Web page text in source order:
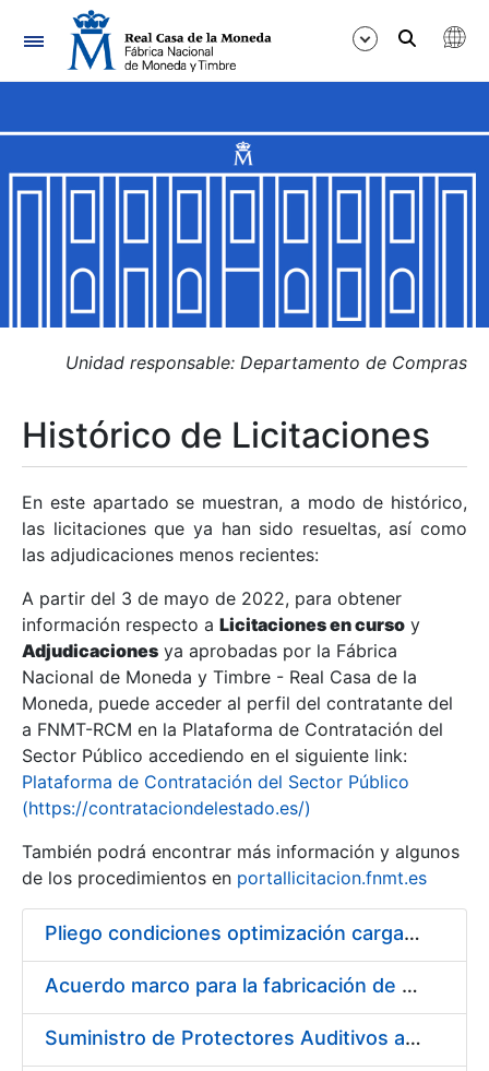
Navegación
Mostrar/Ocultar
Mostrar/Ocultar
Mostrar/Ocultar
Mostrar/Ocultar
Mostrar/Ocultar
Mostrar/Ocultar
Unidad responsable: Departamento de Compras
Histórico de Licitaciones
En este apartado se muestran, a modo de histórico,
las licitaciones que ya han sido resueltas, así como
las adjudicaciones menos recientes:
A partir del 3 de mayo de 2022, para obtener
información respecto a Licitaciones en curso y
Adjudicaciones ya aprobadas por la Fábrica
Nacional de Moneda y Timbre - Real Casa de la
Moneda, puede acceder al perfil del contratante del
a FNMT-RCM en la Plataforma de Contratación del
Sector Público accediendo en el siguiente link:
Plataforma de Contratación del Sector Público
(https://contrataciondelestado.es/)
También podrá encontrar más información y algunos
de los procedimientos en portallicitacion.fnmt.es
Pliego condiciones optimización cargas compras firmado
Acuerdo marco para la fabricación de piezas
Suministro de Protectores Auditivos a medida para las personas trabajadoras de los Centros de Trabajo de Madrid y Burgos